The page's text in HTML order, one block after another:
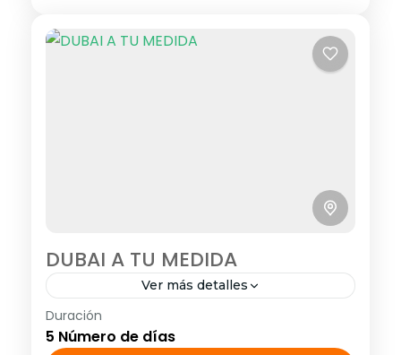
DUBAI A TU MEDIDA
Ver más detalles
<strong>Visitando:</strong> Dubái
Clásico <strong>Salidas:</strong> Diarias
Duración
5 Número de días